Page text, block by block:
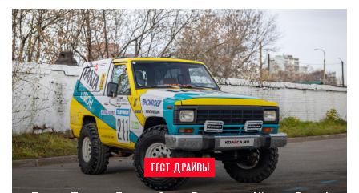
ТЕСТ ДРАЙВЫ